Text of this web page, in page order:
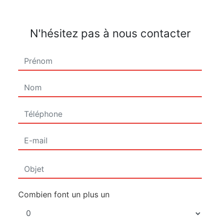
N'hésitez pas à nous contacter
Combien font un plus un